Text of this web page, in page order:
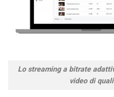
Lo streaming a bitrate
video di